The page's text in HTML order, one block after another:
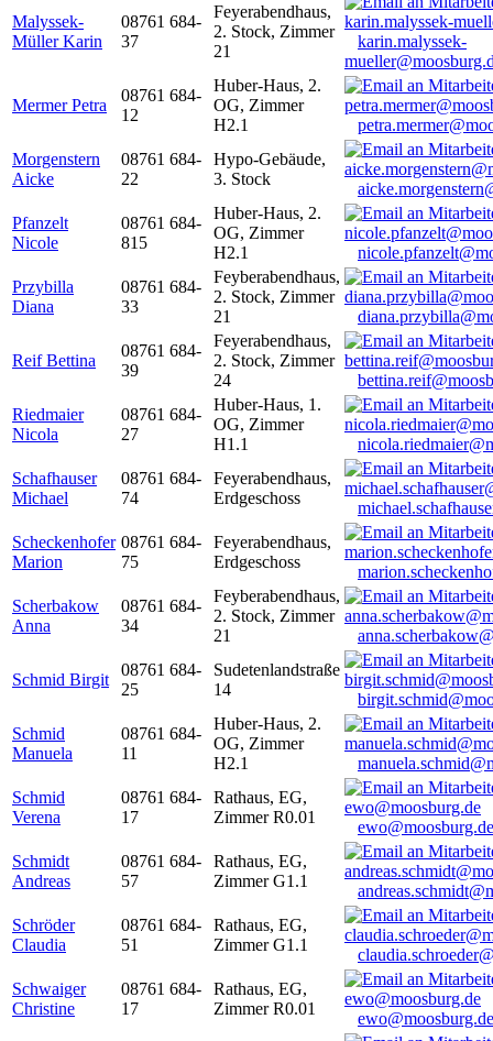
Malyssek-
Müller Karin
08761 684-
37
Feyerabendhaus,
2. Stock, Zimmer
21
karin.malyssek-
Mermer Petra
08761 684-
12
Huber-Haus, 2.
OG, Zimmer
H2.1
Morgenstern
Aicke
08761 684-
22
Hypo-Gebäude,
3. Stock
Pfanzelt
Nicole
08761 684-
815
Huber-Haus, 2.
OG, Zimmer
H2.1
Przybilla
Diana
08761 684-
33
Feyberabendhaus,
2. Stock, Zimmer
21
Reif Bettina
08761 684-
39
Feyerabendhaus,
2. Stock, Zimmer
24
Riedmaier
Nicola
08761 684-
27
Huber-Haus, 1.
OG, Zimmer
H1.1
Schafhauser
Michael
08761 684-
74
Feyerabendhaus,
Erdgeschoss
Scheckenhofer
Marion
08761 684-
75
Feyerabendhaus,
Erdgeschoss
Scherbakow
Anna
08761 684-
34
Feyberabendhaus,
2. Stock, Zimmer
21
Schmid Birgit
08761 684-
25
Sudetenlandstraße
14
Schmid
Manuela
08761 684-
11
Huber-Haus, 2.
OG, Zimmer
H2.1
Schmid
Verena
08761 684-
17
Rathaus, EG,
Zimmer R0.01
ewo@moosburg.de
Schmidt
Andreas
08761 684-
57
Rathaus, EG,
Zimmer G1.1
Schröder
Claudia
08761 684-
51
Rathaus, EG,
Zimmer G1.1
Schwaiger
Christine
08761 684-
17
Rathaus, EG,
Zimmer R0.01
ewo@moosburg.de